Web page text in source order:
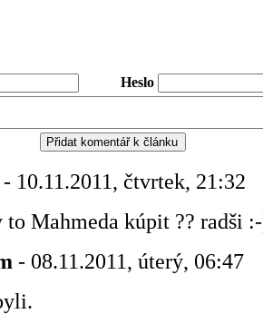
Heslo
- 10.11.2011, čtvrtek, 21:32
to Mahmeda kúpit ?? radši
- 08.11.2011, úterý, 06:47